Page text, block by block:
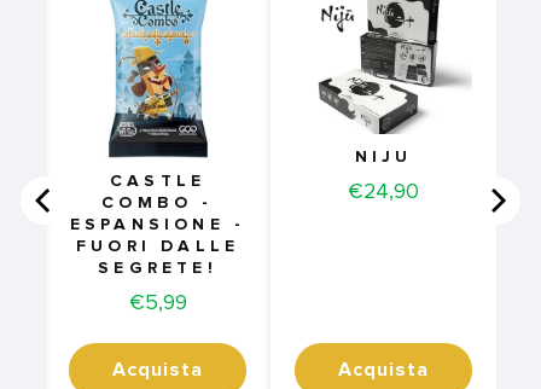
CASTLE
COMBO -
ESPANSIONE -
FUORI DALLE
SEGRETE!
Price
€5,99
Acquista
NIJU
Price
€24,90
Acquista